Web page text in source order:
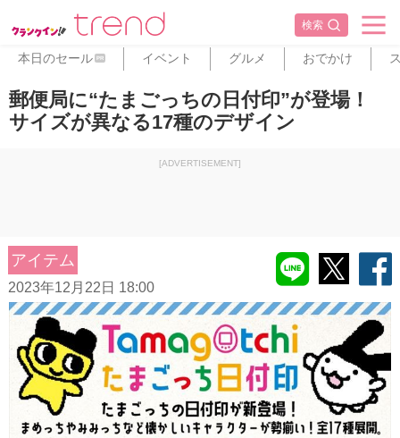
検索
本日のセール PR イベント グルメ おでかけ
郵便局に“たまごっちの日付印”が登場！
サイズが異なる17種のデザイン
[ADVERTISEMENT]
アイテム
2023年12月22日 18:00